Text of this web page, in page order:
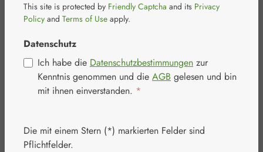
nur Versprechen, sondern gelebte
Werte, die durch unsere strengen
Zertifizierungen sichtbar werden.
Diese Zertifikate unterstreichen unser
Engagement für gesundheitsbewusste
Personen, die großen Wert auf die
Qualität und Reinheit der Produkte
unseren Zertifizierungen steckt:
This site is protected by Friendly Captcha and its Privacy
Policy and Terms of Use apply.
Datenschutz
Ich habe die Datenschutzbestimmungen zur
Kenntnis genommen und die AGB gelesen und bin
mit ihnen einverstanden. *
Die mit einem Stern (*) markierten Felder sind
Pflichtfelder.